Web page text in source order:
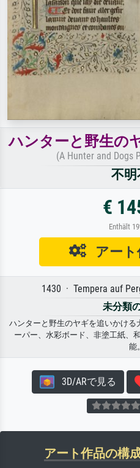
ハンターと野生の
(A Hunter and Dogs
不明
€
Enthält
アート
1430 · Tempera auf
未分類
ハンターと野生のヤギを追いかける
ーパー、水彩ボード、非塗工紙、
能。
3D/ARで見る
アート作品の構